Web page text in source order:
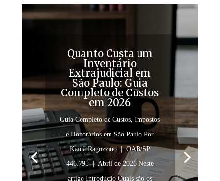
Quanto Custa um
Inventário
Extrajudicial em
São Paulo: Guia
Completo de Custos
em 2026
Guia Completo de Custos, Impostos
e Honorários em São Paulo Por
Kainã Ragozzino | OAB/SP
446.795 | Abril de 2026 Neste
artigo Introdução Quais são os